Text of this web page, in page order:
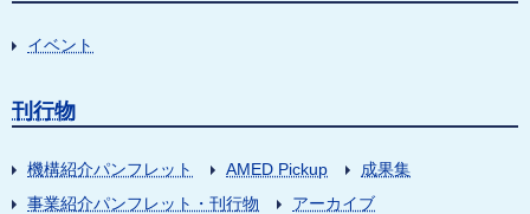
イベント
刊行物
機構紹介パンフレット AMED Pickup
成果集
事業紹介パンフレット・刊行物
アーカイブ